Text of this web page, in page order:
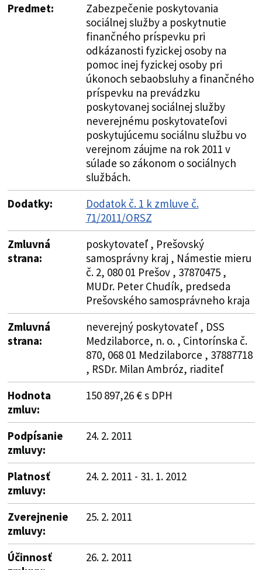
Predmet:
Zabezpečenie poskytovania
sociálnej služby a poskytnutie
finančného príspevku pri
odkázanosti fyzickej osoby na
pomoc inej fyzickej osoby pri
úkonoch sebaobsluhy a finančného
príspevku na prevádzku
poskytovanej sociálnej služby
neverejnému poskytovateľovi
poskytujúcemu sociálnu službu vo
verejnom záujme na rok 2011 v
súlade so zákonom o sociálnych
službách.
Dodatky:
Dodatok č. 1 k zmluve č.
71/2011/ORSZ
Zmluvná
strana:
poskytovateľ , Prešovský
samosprávny kraj , Námestie mieru
č. 2, 080 01 Prešov , 37870475 ,
MUDr. Peter Chudík, predseda
Prešovského samosprávneho kraja
Zmluvná
strana:
neverejný poskytovateľ , DSS
Medzilaborce, n. o. , Cintorínska č.
870, 068 01 Medzilaborce , 37887718
, RSDr. Milan Ambróz, riaditeľ
Hodnota
zmluv:
150 897,26 € s DPH
Podpísanie
zmluvy:
24. 2. 2011
Platnosť
zmluvy:
24. 2. 2011 - 31. 1. 2012
Zverejnenie
zmluvy:
25. 2. 2011
Účinnosť
26. 2. 2011